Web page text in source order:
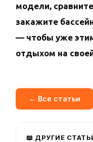
модели,
закажите
— чтобы уже
отдыхом на
← Все статьи
📖 ДРУГИЕ